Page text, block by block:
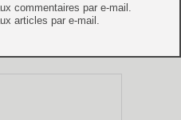
commentaires par e-mail.
articles par e-mail.